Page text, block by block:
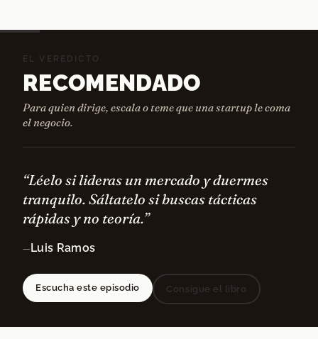
EL VEREDICTO
RECOMENDADO
Para quien dirige, escala o teme que una startup le coma
el negocio.
“Léelo si lideras un mercado y duermes
tranquilo. Sáltatelo si buscas tácticas
rápidas y no teoría.”
— Luis Ramos
Escucha este episodio Consigue el libro